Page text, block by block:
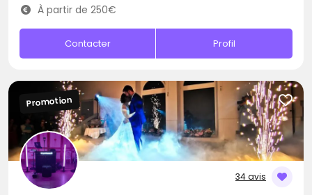
À partir de 250€
Contacter Profil
34 avis
Promotion